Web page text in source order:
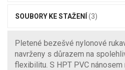
SOUBORY KE STAŽENÍ (3)
Pletené bezešvé nylonové
navrženy s důrazem na
flexibilitu. S HPT PVC nánosem